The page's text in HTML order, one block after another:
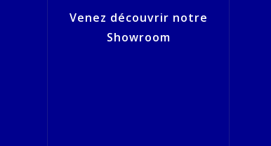
Venez découvrir notre
Showroom